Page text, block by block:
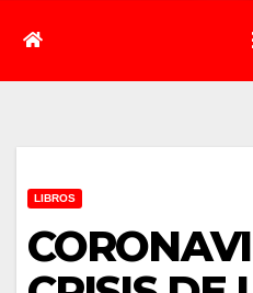
LIBROS